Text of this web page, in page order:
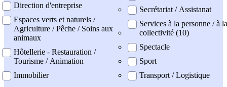
Direction d'entreprise
Espaces verts et naturels /
Agriculture / Pêche / Soins aux
animaux
Hôtellerie - Restauration /
Tourisme / Animation
Immobilier
Secrétariat / Assistanat
Services à la personne / à la
collectivité (10)
Spectacle
Sport
Transport / Logistique